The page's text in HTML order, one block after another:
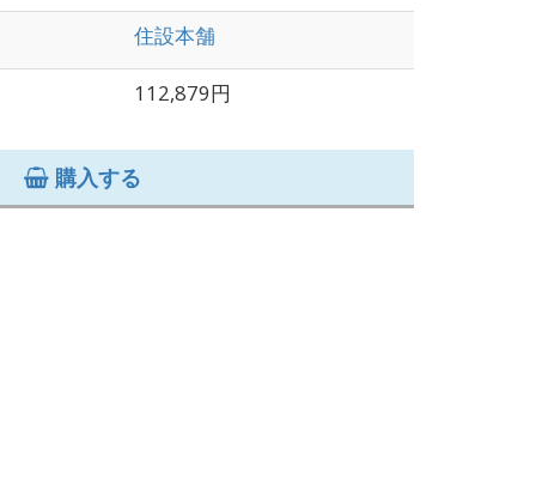
住設本舗
112,879円
購入する